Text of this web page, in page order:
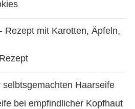
bei empfindlicher Kopfhaut